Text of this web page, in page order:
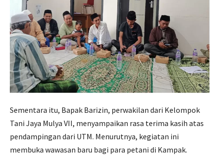
Sementara itu, Bapak Barizin, perwakilan dari Kelompok
Tani Jaya Mulya VII, menyampaikan rasa terima kasih atas
pendampingan dari UTM. Menurutnya, kegiatan ini
membuka wawasan baru bagi para petani di Kampak.